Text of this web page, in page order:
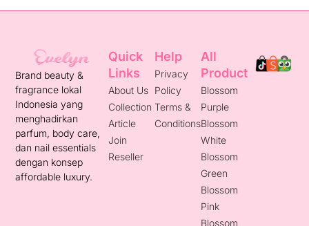
Brand beauty &
fragrance lokal
Indonesia yang
menghadirkan
parfum, body care,
dan nail essentials
dengan konsep
affordable luxury.
Quick
Links
About Us
Collection
Article
Join
Reseller
Help
Privacy
Policy
Terms &
Conditions
All
Product
Blossom
Purple
Blossom
White
Blossom
Green
Blossom
Pink
Blossom